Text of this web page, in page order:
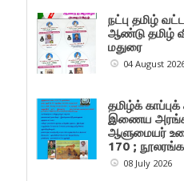
நட்பு தமிழ்
ஆண்டு தமிழ்
மதுரை
04 August
தமிழ்க்
இணைய
ஆளுமையர்
170 ;
08 July 2026